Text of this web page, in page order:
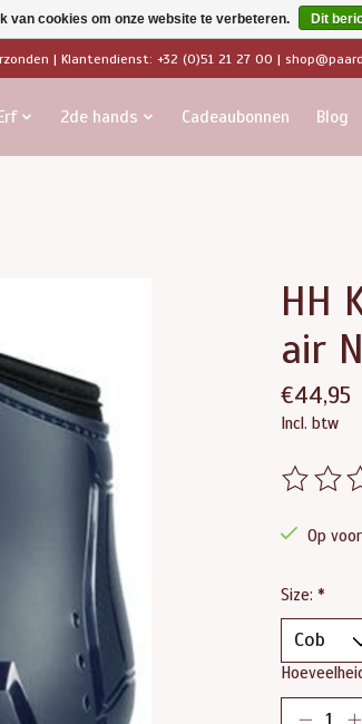
| Klantendienst: +32 (0)51 21 27 00 |
2de hands Cadeaubonnen Blog
HH
air
€44,95
Incl. btw
De
Op
Size: *
van cookies om onze website te verbeteren. Dit